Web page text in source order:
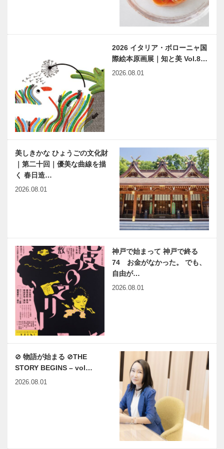
2026 イタリア・ボローニャ国
際絵本原画展｜知と美 Vol.8…
2026.08.01
美しきかな ひょうごの文化財
｜第二十回｜優美な曲線を描
く 春日造…
2026.08.01
神戸で始まって 神戸で終る
74 お金がなかった。 でも、
自由が…
2026.08.01
⊘ 物語が始まる ⊘THE
STORY BEGINS – vol…
2026.08.01